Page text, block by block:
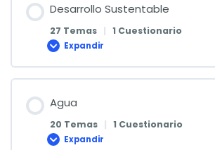
Desarrollo Sustentable
27 Temas | 1 Cuestionario
Expandir
Desarrollo
Agua
20 Temas | 1 Cuestionario
Expandir
Agua